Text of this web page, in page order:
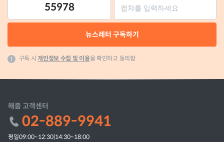
55978
뉴스레터 구독하기
구독 시개인정보 수집 및 이용을 확인하고 동의함
해줌 고객센터
02-889-9941
평일09:00~12:30|14:30~18:00